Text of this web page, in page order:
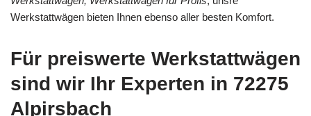
Werkstattwägen bieten Ihnen ebenso aller besten Komfort.
Für preiswerte Werkstattwägen
sind wir Ihr Experten in 72275
Alpirsbach